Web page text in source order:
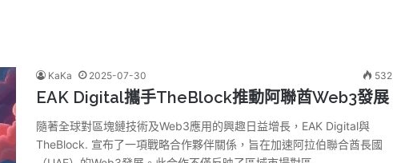
KaKa 2025-07-30 532
EAK Digital攜手TheBlock推動阿聯酋Web3發展
隨著全球對區塊鏈技術及Web3應用的興趣日益增長，EAK Digital與
TheBlock. 宣布了一項戰略合作夥伴關係，旨在加速阿拉伯聯合酋長國